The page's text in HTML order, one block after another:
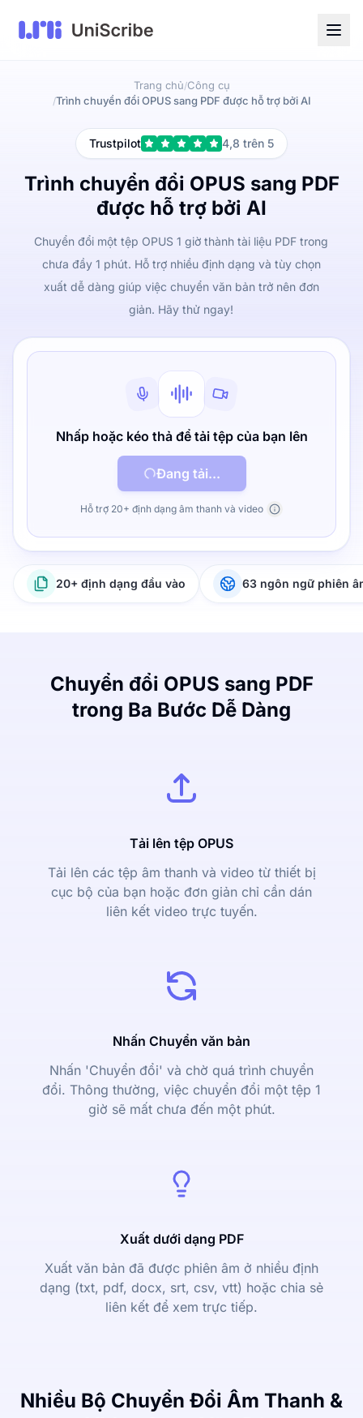
Trang chủ/Công cụ
/Trình chuyển đổi OPUS sang PDF được hỗ trợ bởi AI
Trustpilot 4,8 trên 5
Trình chuyển đổi OPUS sang PDF
được hỗ trợ bởi AI
Chuyển đổi một tệp OPUS 1 giờ thành tài liệu PDF trong
chưa đầy 1 phút. Hỗ trợ nhiều định dạng và tùy chọn
xuất dễ dàng giúp việc chuyển văn bản trở nên đơn
giản. Hãy thử ngay!
Nhấp hoặc kéo thả để tải tệp của bạn lên
Đang tải...
Hỗ trợ 20+ định dạng âm thanh và video
20+ định dạng đầu vào 63 ngôn ngữ phiên
Chuyển đổi OPUS sang PDF
trong Ba Bước Dễ Dàng
Tải lên tệp OPUS
Tải lên các tệp âm thanh và video từ thiết bị
cục bộ của bạn hoặc đơn giản chỉ cần dán
liên kết video trực tuyến.
Nhấn Chuyển văn bản
Nhấn 'Chuyển đổi' và chờ quá trình chuyển
đổi. Thông thường, việc chuyển đổi một tệp 1
giờ sẽ mất chưa đến một phút.
Xuất dưới dạng PDF
Xuất văn bản đã được phiên âm ở nhiều định
dạng (txt, pdf, docx, srt, csv, vtt) hoặc chia sẻ
liên kết để xem trực tiếp.
Nhiều Bộ Chuyển Đổi Âm Thanh &